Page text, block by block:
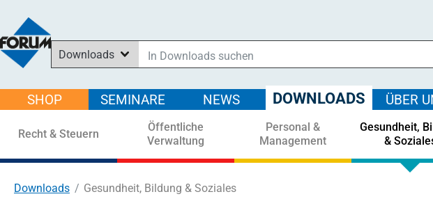
Downloads
In News suchen
Im Shop suchen
In Seminaren suchen
SHOP SEMINARE NEWS DOWNLOADS ÜBER
Recht & Steuern
Öffentliche
Verwaltung
Personal &
Management
Gesundheit,
&
Downloads Gesundheit, Bildung & Soziales